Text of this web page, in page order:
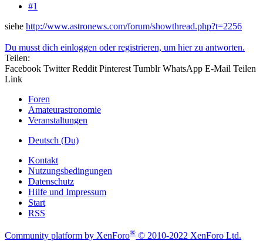
#1
siehe http://www.astronews.com/forum/showthread.php?t=2256
Du musst dich einloggen oder registrieren, um hier zu antworten.
Teilen:
Facebook Twitter Reddit Pinterest Tumblr WhatsApp E-Mail Teilen
Link
Foren
Amateurastronomie
Veranstaltungen
Deutsch (Du)
Kontakt
Nutzungsbedingungen
Datenschutz
Hilfe und Impressum
Start
RSS
Community platform by XenForo® © 2010-2022 XenForo Ltd.